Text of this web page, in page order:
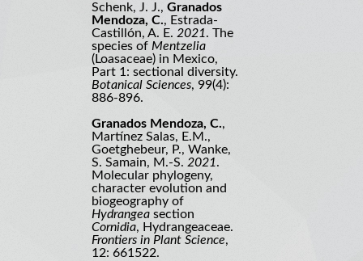
Schenk, J. J., Granados
Mendoza, C., Estrada-
Castillón, A. E. 2021. The
species of Mentzelia
(Loasaceae) in Mexico,
Part 1: sectional diversity.
Botanical Sciences, 99(4):
886-896.
Granados Mendoza, C.,
Martínez Salas, E.M.,
Goetghebeur, P., Wanke,
S. Samain, M.-S. 2021.
Molecular phylogeny,
character evolution and
biogeography of
Hydrangea section
Cornidia, Hydrangeaceae.
Frontiers in Plant Science,
12: 661522.